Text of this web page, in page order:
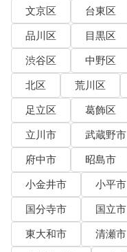
文京区
台東区
品川区
目黒区
渋谷区
中野区
北区
荒川区
足立区
葛飾区
立川市
武蔵野市
府中市
昭島市
小金井市
小平市
国分寺市
国立市
東大和市
清瀬市